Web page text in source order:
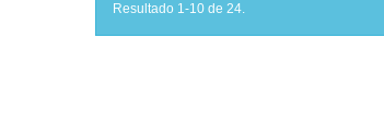
Resultado 1-10 de 24.